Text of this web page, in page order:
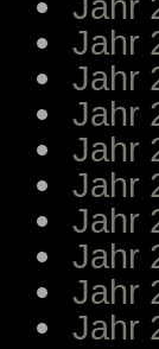
Jahr
Jahr
Jahr
Jahr
Jahr
Jahr
Jahr
Jahr
Jahr